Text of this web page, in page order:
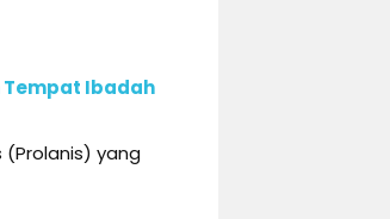
Tempat Ibadah
(Prolanis) yang